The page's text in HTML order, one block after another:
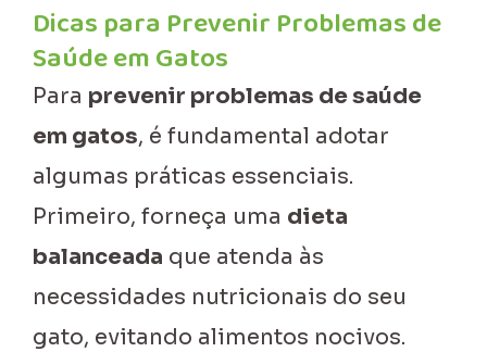
Dicas para Prevenir Problemas de
Saúde em Gatos
Para prevenir problemas de saúde
em gatos, é fundamental adotar
algumas práticas essenciais.
Primeiro, forneça uma dieta
balanceada que atenda às
necessidades nutricionais do seu
gato, evitando alimentos nocivos.